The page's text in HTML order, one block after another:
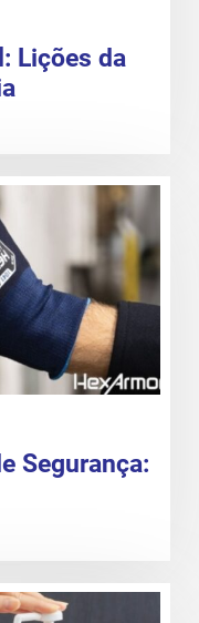
Lições da
Segurança: